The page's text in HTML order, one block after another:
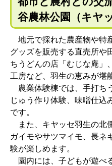
谷農林公園（キヤ
地元で採れた農産物や特
グッズを販売する直売所や
ちうどんの店「むじな庵」
工房など、羽生の恵みが堪
農業体験棟では、手打ち
じゅう作り体験、味噌仕込
です。
また、キヤッセ羽生の北
ガイモやサツマイモ、長ネ
験が楽しめます。
園内には、子どもが遊べ